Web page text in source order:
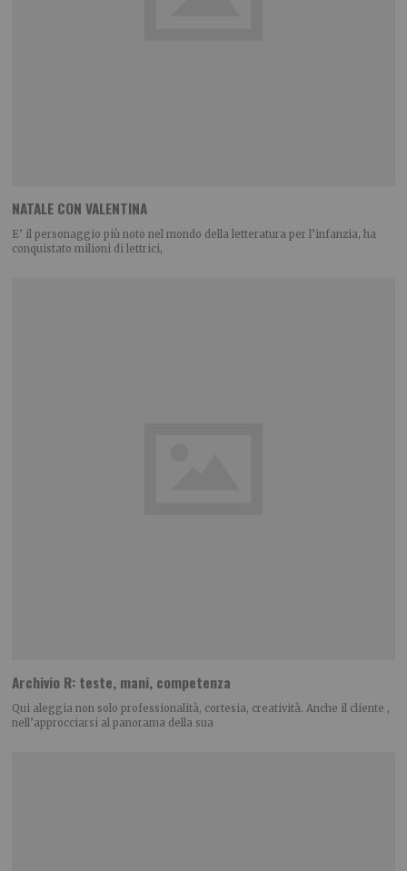
NATALE CON VALENTINA
E’ il personaggio più noto nel mondo della letteratura per l’infanzia, ha
conquistato milioni di lettrici,
Archivio R: teste, mani, competenza
Qui aleggia non solo professionalità, cortesia, creatività. Anche il cliente ,
nell’approcciarsi al panorama della sua